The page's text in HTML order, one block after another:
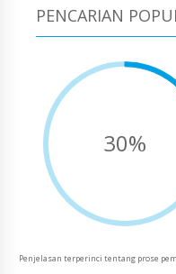
PENCARIAN
30%
Penjelasan terperinci tentang prose